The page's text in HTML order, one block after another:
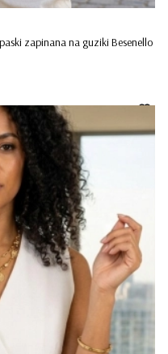
zapinana na guziki Besenello